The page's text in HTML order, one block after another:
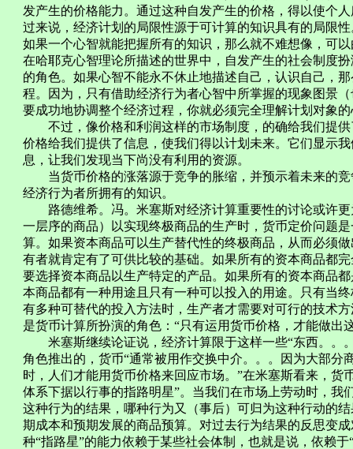
发产生的价格能力。通过这种自发产生的价格，得以使个
过来说，经济计划的局限性源于可计算的知识具有的局限
如果一个心智就能把握所有的知识，那么就不难想像，可
在哈耶克心智理论所描述的世界中，自发产生的社会制度
的角色。如果心智不能永不休止地描述自己，认识自己，
程。因为，只有借助经济行为者心智中所掌握的现象图景
要成功地协调整个经济过程，你就必须完全理解计划对象
不过，像价格和利润这样的市场制度，的确给我们提供
价格给我们提供了信息，使我们得以计划未来。它们显示
息，让我们发现当下尚没有利用的资源。
当货币价格的涨落源于竞争的胀缩，并预示着未来的竞
经济行为者所拥有的知识。
路德维希。冯。米塞斯对经济计算重要性的讨论或许更
一层序的商品）以实现终极商品的生产时，货币定价问题
算。如果资本商品可以生产替代性的终极商品，从而必须
有者就肯定有了可供比较的基础。如果所有的资本商品都
要选择资本商品以生产特定的产品。如果所有的资本商品
本商品都有一种用途且只有一种可以投入的用途。只有当
有多种可替代的投入方法时，生产者才需要对可行的技术
是货币计算所扮演的角色：“只有运用货币价格，才能做出
米塞斯继续论证说，经济计算限于这样一些“东西。。
角色推出的，货币“通常被用作交换中介。。。因为大部分
时，人们才能用货币价格来回应市场。”在米塞斯看来，货
体系下据以行事的指路明星”。当我们在市场上劳动时，我
这种行为的结果，哪种行为又（事后）可归为这种行动的
期成本和预期发展的商品预算。对过去行为结果的反思变
种“指路星”的能力依赖于某些社会体制，也就是说，依赖